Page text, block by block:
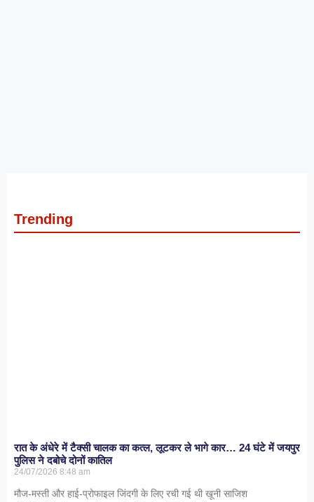
Trending
रात के अंधेरे में टैक्सी चालक का कत्ल, लूटकर ले भागे कार… 24 घंटे में जयपुर
पुलिस ने दबोचे दोनों कातिल
24/07/2026 8:48 am
मौज-मस्ती और हाई-प्रोफाइल जिंदगी के लिए रची गई थी खूनी साजिश